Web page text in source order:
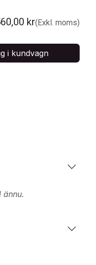
i kundvagn
kr(Exkl. moms)
ännu.